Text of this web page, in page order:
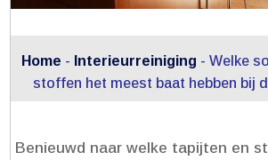
Home - Interieurreiniging - Welke
stoffen het meest baat hebben bij
Benieuwd naar welke tapijten en